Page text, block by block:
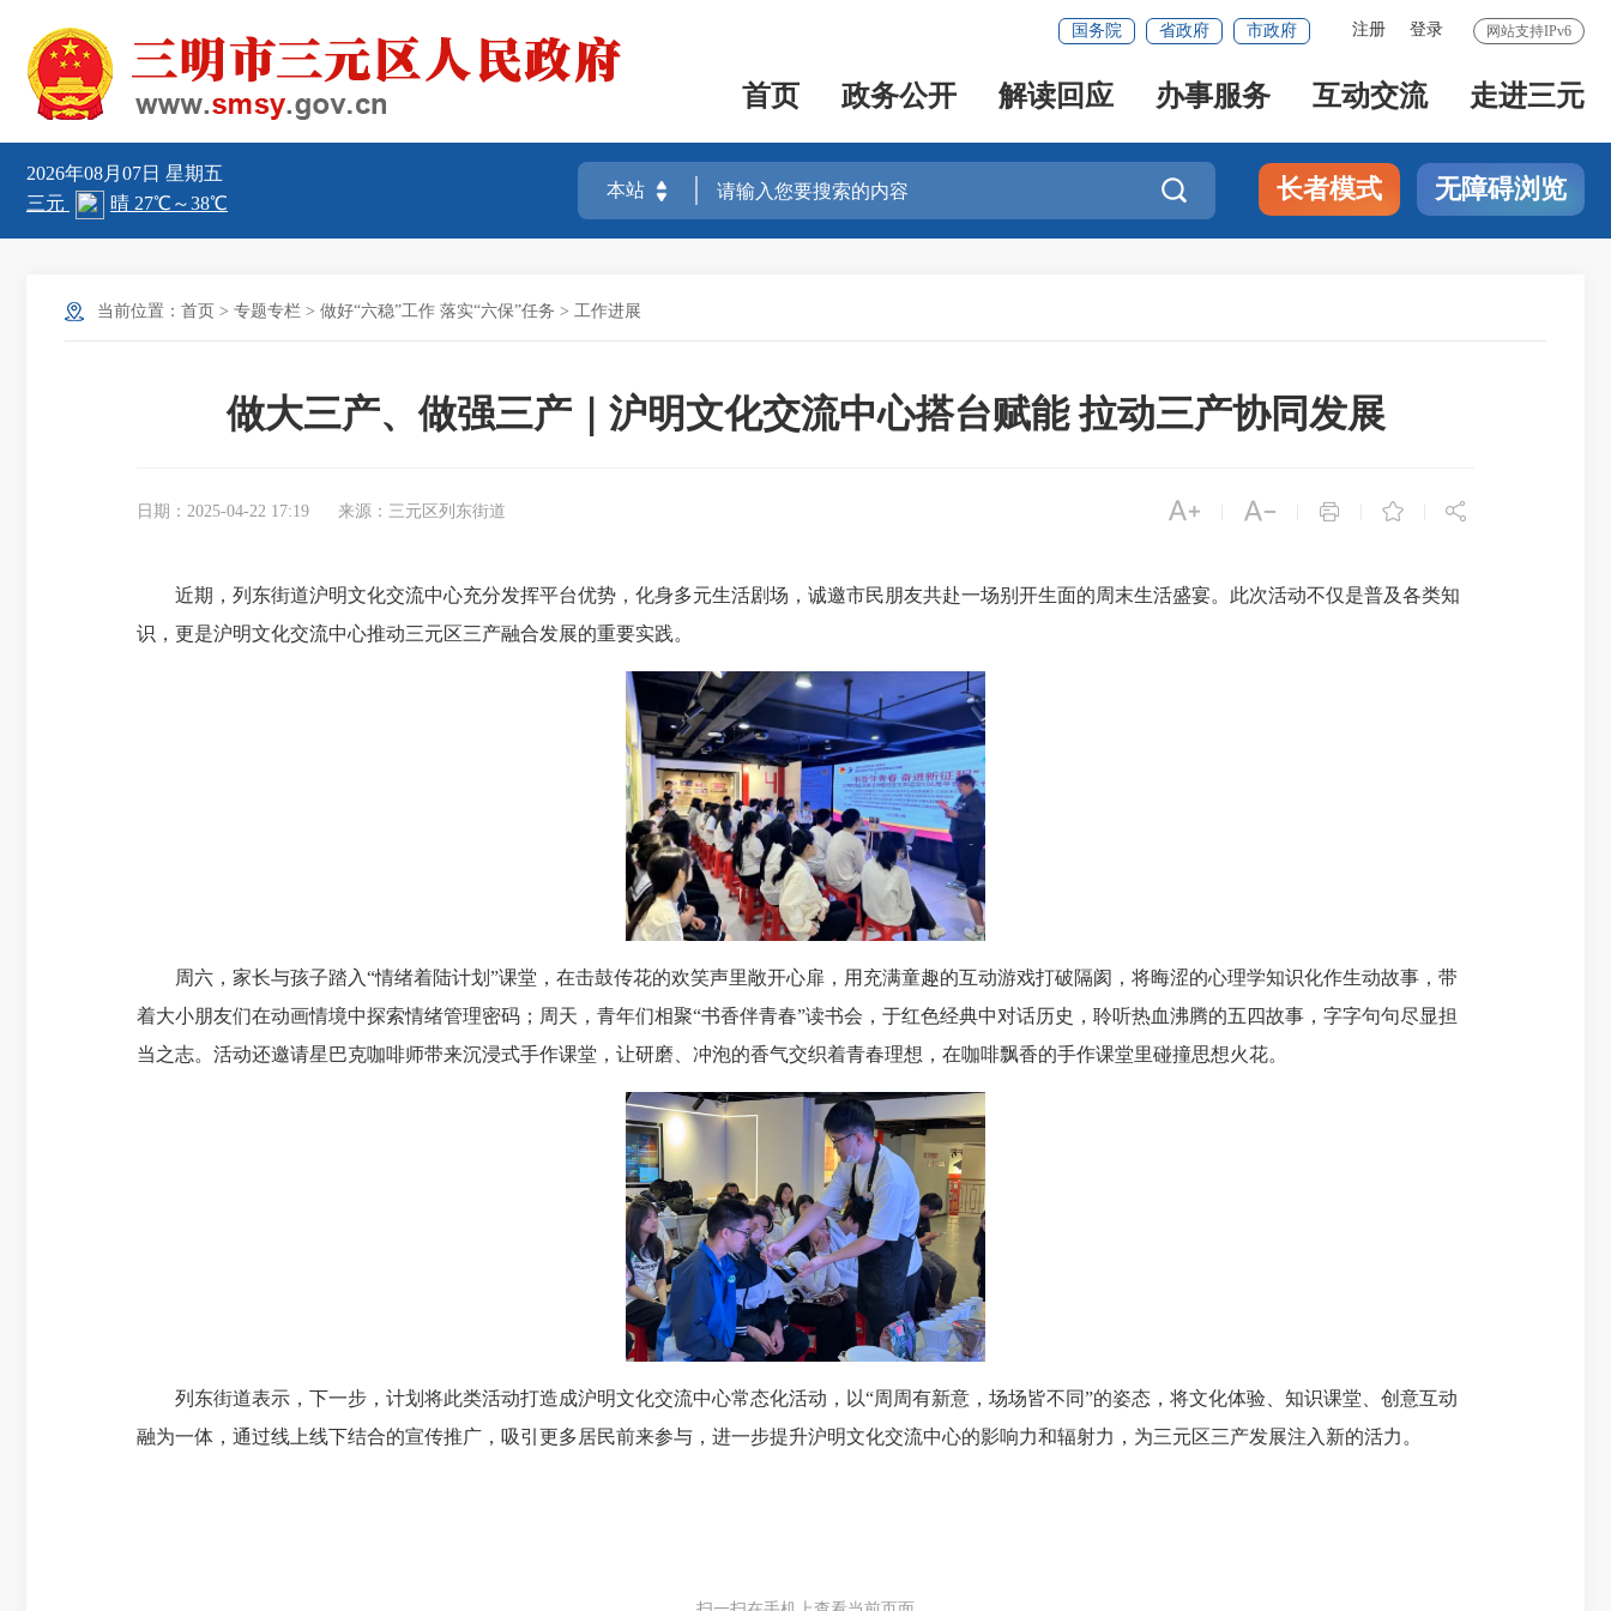
网站支持IPv6
注册 登录
国务院 省政府 市政府
首页 政务公开 解读回应 办事服务 互动交流 走进三元
2026年08月07日 星期五
 长者模式 无障碍浏览
当前位置： 首页 > 专题专栏 > 做好“六稳”工作 落实“六保”任务 > 工作进展
做大三产、做强三产｜沪明文化交流中心搭台赋能 拉动三产协同发展
日期：2025-04-22 17:19 来源：三元区列东街道     
近期，列东街道沪明文化交流中心充分发挥平台优势，化身多元生活剧场，诚邀市民朋友共赴一场别开生面的周末生活盛宴。此次活动不仅是普及各类知
识，更是沪明文化交流中心推动三元区三产融合发展的重要实践。
周六，家长与孩子踏入“情绪着陆计划”课堂，在击鼓传花的欢笑声里敞开心扉，用充满童趣的互动游戏打破隔阂，将晦涩的心理学知识化作生动故事，带
着大小朋友们在动画情境中探索情绪管理密码；周天，青年们相聚“书香伴青春”读书会，于红色经典中对话历史，聆听热血沸腾的五四故事，字字句句尽显担
当之志。活动还邀请星巴克咖啡师带来沉浸式手作课堂，让研磨、冲泡的香气交织着青春理想，在咖啡飘香的手作课堂里碰撞思想火花。
列东街道表示，下一步，计划将此类活动打造成沪明文化交流中心常态化活动，以“周周有新意，场场皆不同”的姿态，将文化体验、知识课堂、创意互动
融为一体，通过线上线下结合的宣传推广，吸引更多居民前来参与，进一步提升沪明文化交流中心的影响力和辐射力，为三元区三产发展注入新的活力。